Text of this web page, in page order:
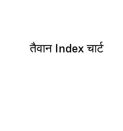
तैवान Index चार्ट